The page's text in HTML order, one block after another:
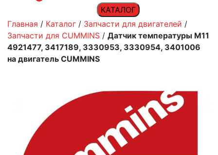
КАТАЛОГ
Главная / Каталог / Запчасти для двигателей /
Запчасти для CUMMINS / Датчик температуры M11
4921477, 3417189, 3330953, 3330954, 3401006
на двигатель CUMMINS